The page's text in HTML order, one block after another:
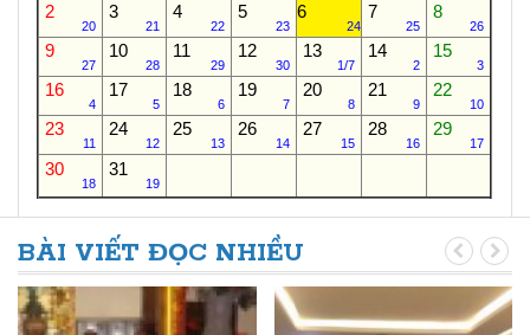
2
20
3
21
4
22
5
23
6
24
7
25
8
26
9
27
10
28
11
29
12
30
13
1/7
14
2
15
3
16
4
17
5
18
6
19
7
20
8
21
9
22
10
23
11
24
12
25
13
26
14
27
15
28
16
29
17
30
18
31
19
BÀI VIẾT ĐỌC NHIỀU